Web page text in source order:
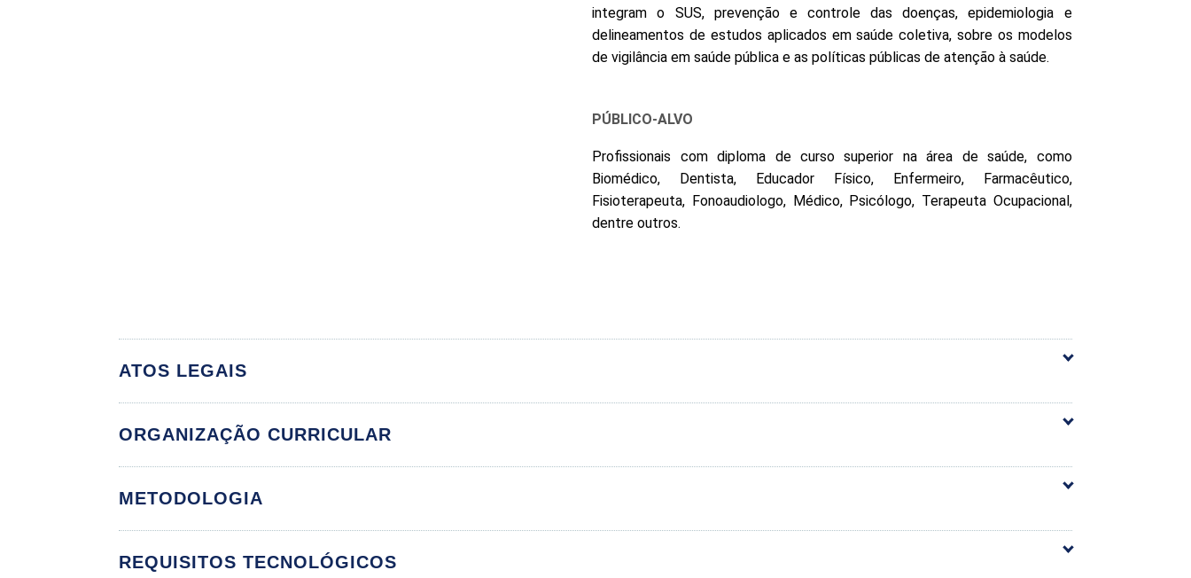
integram o SUS, prevenção e controle das doenças, epidemiologia e
delineamentos de estudos aplicados em saúde coletiva, sobre os modelos
de vigilância em saúde pública e as políticas públicas de atenção à saúde.
PÚBLICO-ALVO
Profissionais com diploma de curso superior na área de saúde, como
Biomédico, Dentista, Educador Físico, Enfermeiro, Farmacêutico,
Fisioterapeuta, Fonoaudiologo, Médico, Psicólogo, Terapeuta Ocupacional,
dentre outros.
ATOS LEGAIS
ORGANIZAÇÃO CURRICULAR
Módulos Carga Horária
METODOLOGIA
REQUISITOS TECNOLÓGICOS